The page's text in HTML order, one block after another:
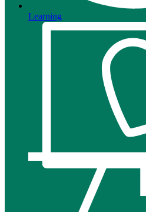
Learning